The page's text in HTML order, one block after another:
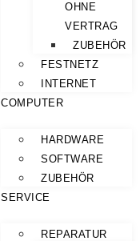
OHNE
VERTRAG
ZUBEHÖR
FESTNETZ
INTERNET
COMPUTER
HARDWARE
SOFTWARE
ZUBEHÖR
SERVICE
REPARATUR